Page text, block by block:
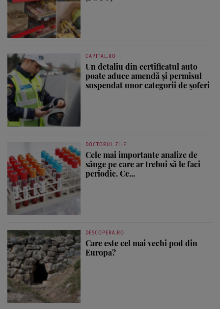
CAPITAL.RO
Un detaliu din certificatul auto
poate aduce amendă și permisul
suspendat unor categorii de șoferi
DOCTORUL ZILEI
Cele mai importante analize de
sânge pe care ar trebui să le faci
periodic. Ce...
DESCOPERA.RO
Care este cel mai vechi pod din
Europa?